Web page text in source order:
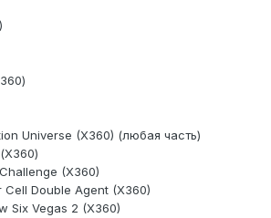
Universe (X360) (любая часть)
(X360)
Double Agent (X360)
Six Vegas 2 (X360)